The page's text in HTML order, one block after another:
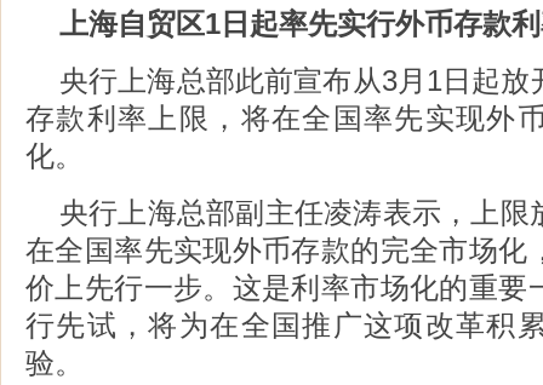
上海自贸区1日起率先实行外币存款
央行上海总部此前宣布从3月1日起
存款利率上限，将在全国率先实现外
化。
央行上海总部副主任凌涛表示，上限
在全国率先实现外币存款的完全市场化
价上先行一步。这是利率市场化的重要
行先试，将为在全国推广这项改革积
验。